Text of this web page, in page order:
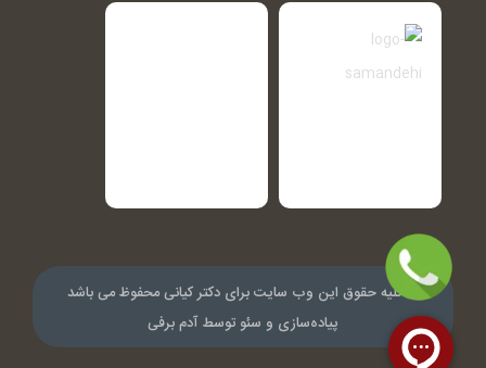
© کلیه حقوق این وب سایت برای دکتر کیانی محفوظ می باشد
پیاده‌سازی و سئو توسط آدم برفی